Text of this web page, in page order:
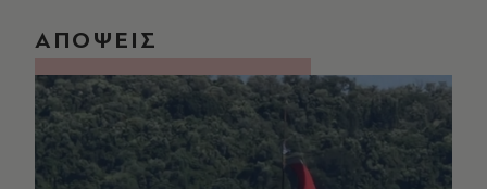
ΑΠΟΨΕΙΣ